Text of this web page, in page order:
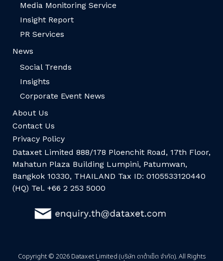
Media Monitoring Service
Insight Report
PR Services
News
Social Trends
Insights
Corporate Event News
About Us
Contact Us
Privacy Policy
Dataxet Limited 888/178 Ploenchit Road, 17th Floor,
Mahatun Plaza Building Lumpini, Patumwan,
Bangkok 10330, THAILAND Tax ID: 0105533120440
(HQ) Tel. +66 2 253 5000
Copyright © 2026 Dataxet Limited (บริษัท ดาต้าเซ็ต จำกัด). All Rights